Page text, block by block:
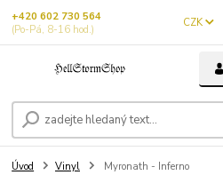
CZK
+420 602 730 564
(Po-Pá, 8-16 hod.)
Úvod Vinyl Myronath - Inferno